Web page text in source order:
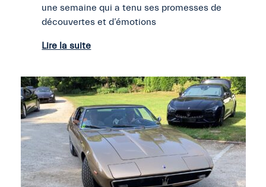
une semaine qui a tenu ses promesses de
découvertes et d’émotions
Lire la suite